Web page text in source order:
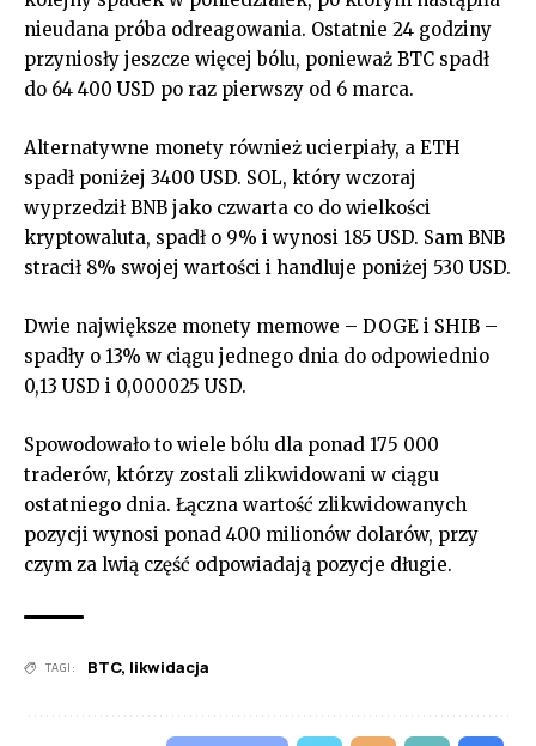
nieudana próba odreagowania. Ostatnie 24 godziny
przyniosły jeszcze więcej bólu, ponieważ BTC spadł
do 64 400 USD po raz pierwszy od 6 marca.
Alternatywne monety również ucierpiały, a ETH
spadł poniżej 3400 USD. SOL, który wczoraj
wyprzedził BNB jako czwarta co do wielkości
kryptowaluta, spadł o 9% i wynosi 185 USD. Sam BNB
stracił 8% swojej wartości i handluje poniżej 530 USD.
Dwie największe monety memowe – DOGE i SHIB –
spadły o 13% w ciągu jednego dnia do odpowiednio
0,13 USD i 0,000025 USD.
Spowodowało to wiele bólu dla ponad 175 000
traderów, którzy zostali zlikwidowani w ciągu
ostatniego dnia. Łączna wartość zlikwidowanych
pozycji wynosi ponad 400 milionów dolarów, przy
czym za lwią część odpowiadają pozycje długie.
TAGI: BTC, likwidacja